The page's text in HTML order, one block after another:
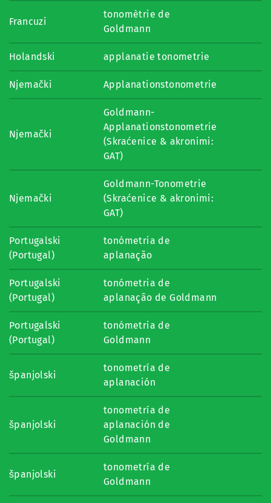
Francuzi
tonomètrie de
Goldmann
Holandski applanatie tonometrie
Njemački Applanationstonometrie
Njemački
Goldmann-
Applanationstonometrie
(Skraćenice & akronimi:
GAT)
Njemački
Goldmann-Tonometrie
(Skraćenice & akronimi:
GAT)
Portugalski
(Portugal)
tonómetria de
aplanação
Portugalski
(Portugal)
tonómetria de
aplanação de Goldmann
Portugalski
(Portugal)
tonómetria de
Goldmann
španjolski
tonometría de
aplanación
španjolski
tonometría de
aplanación de
Goldmann
španjolski
tonometría de
Goldmann